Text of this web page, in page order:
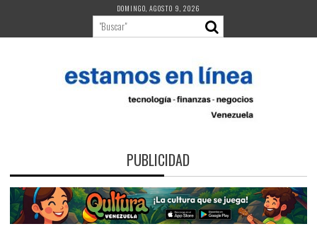
contenido
DOMINGO, AGOSTO 9, 2026
PUBLICIDAD